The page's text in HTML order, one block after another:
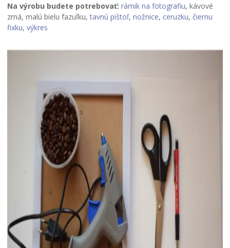
Na výrobu budete potrebovať: rámik na fotografiu, kávové
zrná, malú bielu fazuľku,tavnú pištoľ, nožnice, ceruzku, čiernu
fixku, výkres